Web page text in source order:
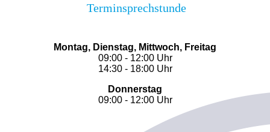
Terminsprechstunde
Montag, Dienstag, Mittwoch, Freitag
09:00 - 12:00 Uhr
14:30 - 18:00 Uhr
Donnerstag
09:00 - 12:00 Uhr